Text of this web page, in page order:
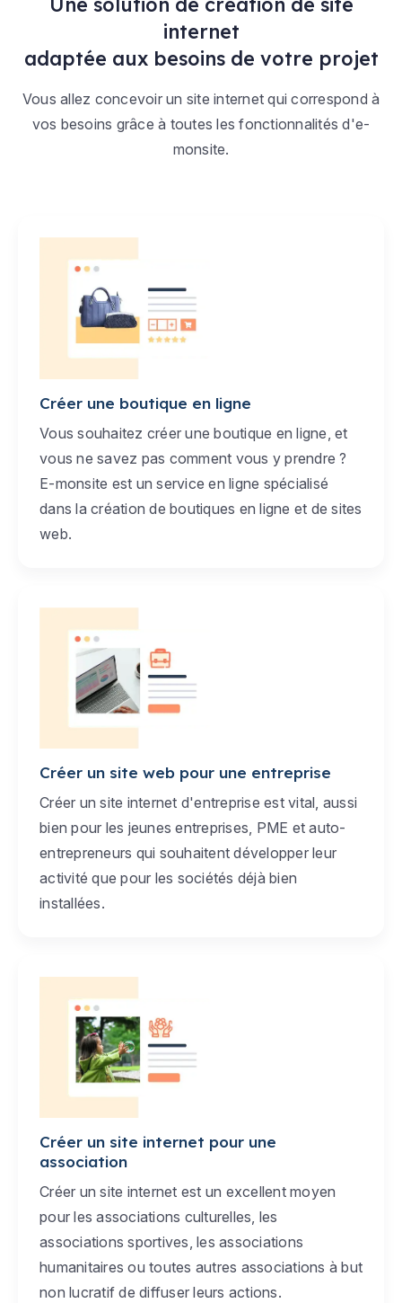
internet
adaptée aux besoins de votre projet
Vous allez concevoir un site internet qui correspond à
vos besoins grâce à toutes les fonctionnalités d'e-
monsite.
Créer une boutique en ligne
Vous souhaitez créer une boutique en ligne, et
vous ne savez pas comment vous y prendre ?
E-monsite est un service en ligne spécialisé
dans la création de boutiques en ligne et de sites
web.
Créer un site web pour une entreprise
Créer un site internet d'entreprise est vital, aussi
bien pour les jeunes entreprises, PME et auto-
entrepreneurs qui souhaitent développer leur
activité que pour les sociétés déjà bien
installées.
Créer un site internet pour une
association
Créer un site internet est un excellent moyen
pour les associations culturelles, les
associations sportives, les associations
humanitaires ou toutes autres associations à but
non lucratif de diffuser leurs actions.